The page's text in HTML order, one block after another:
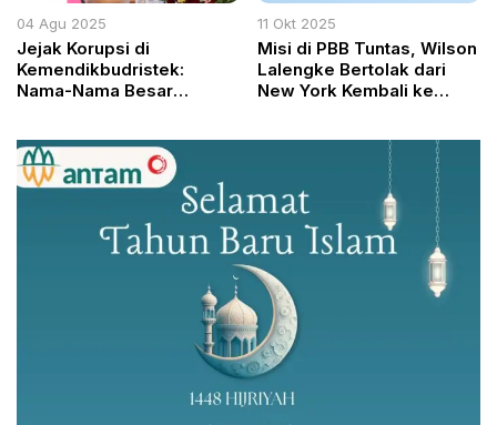
04 Agu 2025
Jejak Korupsi di
Kemendikbudristek:
Nama-Nama Besar
11 Okt 2025
Misi di PBB Tuntas, Wilson
Lalengke Bertolak dari
New York Kembali ke